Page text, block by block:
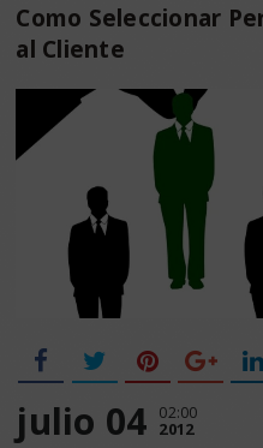
Como Seleccionar
al Cliente
julio 04 02:00
2012